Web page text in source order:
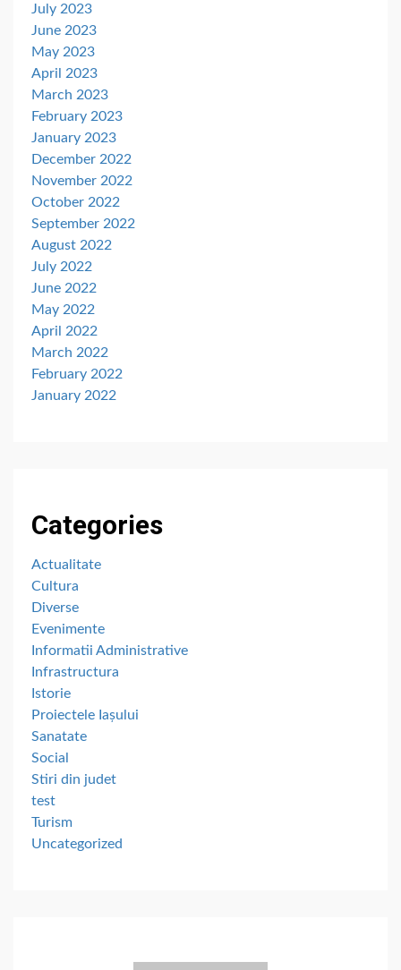
July 2023
June 2023
May 2023
April 2023
March 2023
February 2023
January 2023
December 2022
November 2022
October 2022
September 2022
August 2022
July 2022
June 2022
May 2022
April 2022
March 2022
February 2022
January 2022
Categories
Actualitate
Cultura
Diverse
Evenimente
Informatii Administrative
Infrastructura
Istorie
Proiectele Iașului
Sanatate
Social
Stiri din judet
test
Turism
Uncategorized